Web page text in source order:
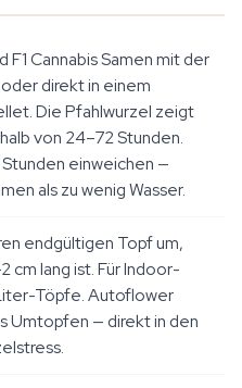
F1 Cannabis Samen mit der
direkt in einem
Die Pfahlwurzel zeigt
von 24–72 Stunden.
Stunden einweichen —
als zu wenig Wasser.
endgültigen Topf um,
cm lang ist. Für Indoor-
Töpfe. Autoflower
Umtopfen — direkt in den